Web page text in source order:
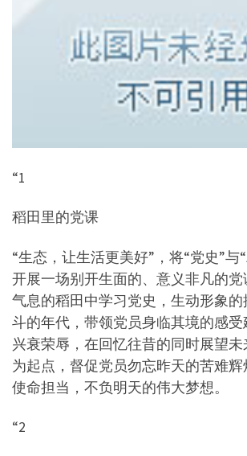
“1
稻田里的党课
“生态，让生活更美好”，将“党史”与
开展一场别开生面的、意义非凡的
气息的稻田中学习党史，生动形象
斗的年代，带领党员身临其境的感
兴衰荣辱，在回忆往昔的同时展望
为起点，督促党员勿忘昨天的苦难
使命担当，不负明天的伟大梦想。
“2